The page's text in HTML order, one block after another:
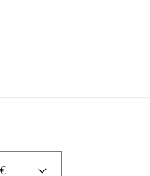
France | EUR €